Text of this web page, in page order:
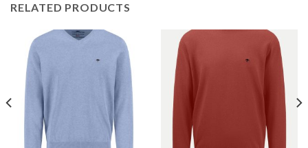
RELATED PRODUCTS